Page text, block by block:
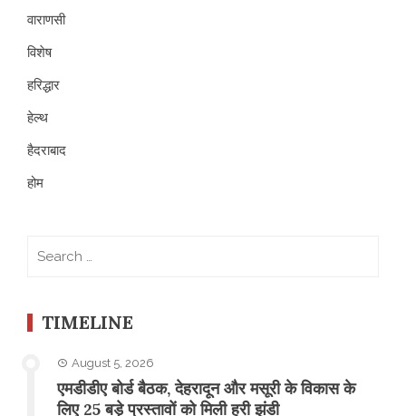
वाराणसी
विशेष
हरिद्धार
हेल्थ
हैदराबाद
होम
TIMELINE
August 5, 2026
एमडीडीए बोर्ड बैठक, देहरादून और मसूरी के विकास के
लिए 25 बड़े प्रस्तावों को मिली हरी झंडी